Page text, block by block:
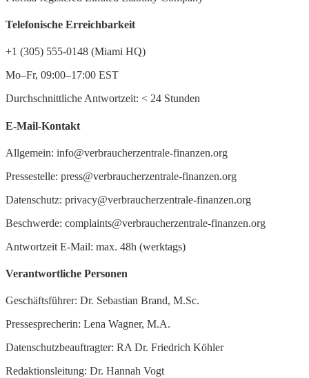
Telefonische Erreichbarkeit
+1 (305) 555-0148 (Miami HQ)
Mo–Fr, 09:00–17:00 EST
Durchschnittliche Antwortzeit: < 24 Stunden
E-Mail-Kontakt
Allgemein: info@verbraucherzentrale-finanzen.org
Pressestelle: press@verbraucherzentrale-finanzen.org
Datenschutz: privacy@verbraucherzentrale-finanzen.org
Beschwerde: complaints@verbraucherzentrale-finanzen.org
Antwortzeit E-Mail: max. 48h (werktags)
Verantwortliche Personen
Geschäftsführer: Dr. Sebastian Brand, M.Sc.
Pressesprecherin: Lena Wagner, M.A.
Datenschutzbeauftragter: RA Dr. Friedrich Köhler
Redaktionsleitung: Dr. Hannah Vogt